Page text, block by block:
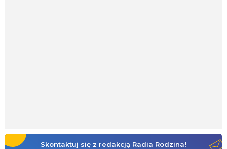
Skontaktuj się z redakcją Radia Rodzina!